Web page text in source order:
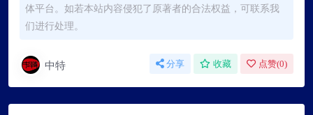
体平台。如若本站内容侵犯了原著者的合法权益，可联系我
们进行处理。
中特 分享 收藏 点赞(0)